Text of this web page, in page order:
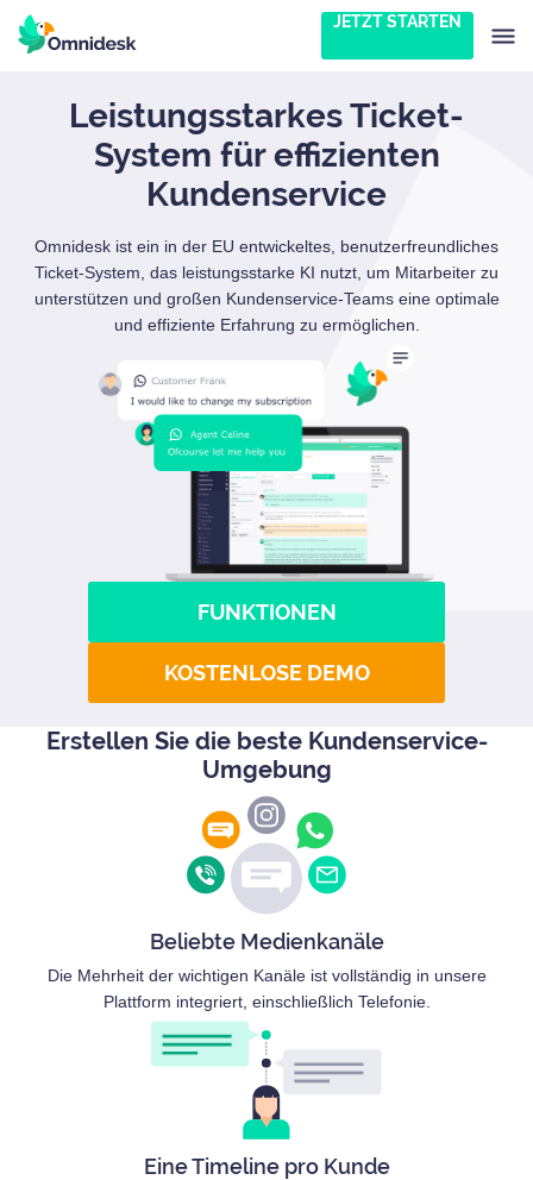
JETZT STARTEN
Leistungsstarkes Ticket-
System für effizienten
Kundenservice
Omnidesk ist ein in der EU entwickeltes, benutzerfreundliches
Ticket-System, das leistungsstarke KI nutzt, um Mitarbeiter zu
unterstützen und großen Kundenservice-Teams eine optimale
und effiziente Erfahrung zu ermöglichen.
FUNKTIONEN
KOSTENLOSE DEMO
Erstellen Sie die beste Kundenservice-
Umgebung
Beliebte Medienkanäle
Die Mehrheit der wichtigen Kanäle ist vollständig in unsere
Plattform integriert, einschließlich Telefonie.
Eine Timeline pro Kunde